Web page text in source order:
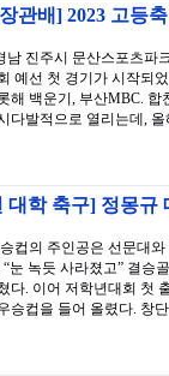
관배] 2023 고등
남 진주시 문산스포츠파
예선 첫 경기가 시작되
해 백운기, 부산MBC.
다발적으로 열리는데,
대학 축구] 정몽
컵의 주인공은 선문대
“눈 녹듯 사라졌고” 결승
다. 이어 저학년대회 첫
승컵을 들어 올렸다. 창